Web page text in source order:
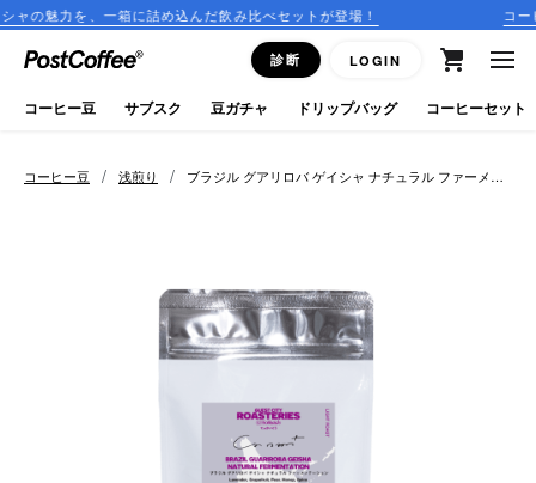
め込んだ飲み比べセットが登場！ コーヒーのサブスクリプ
診断 LOGIN
close
ログイン
新規会員登録
コーヒー豆 / 浅煎り / ブラジル グアリロバ ゲイシャ ナチュラル ファーメン
テーション
コーヒー豆 サブスク 豆ガチャ ドリップバッグ コーヒーセット